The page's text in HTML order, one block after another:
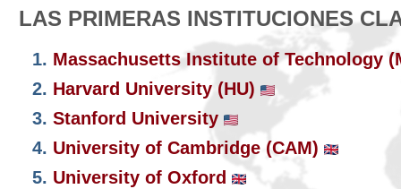
LAS PRIMERAS INSTITUCIONES
1. Massachusetts Institute of Technology
2. Harvard University (HU)
3. Stanford University
4. University of Cambridge (CAM)
5. University of Oxford